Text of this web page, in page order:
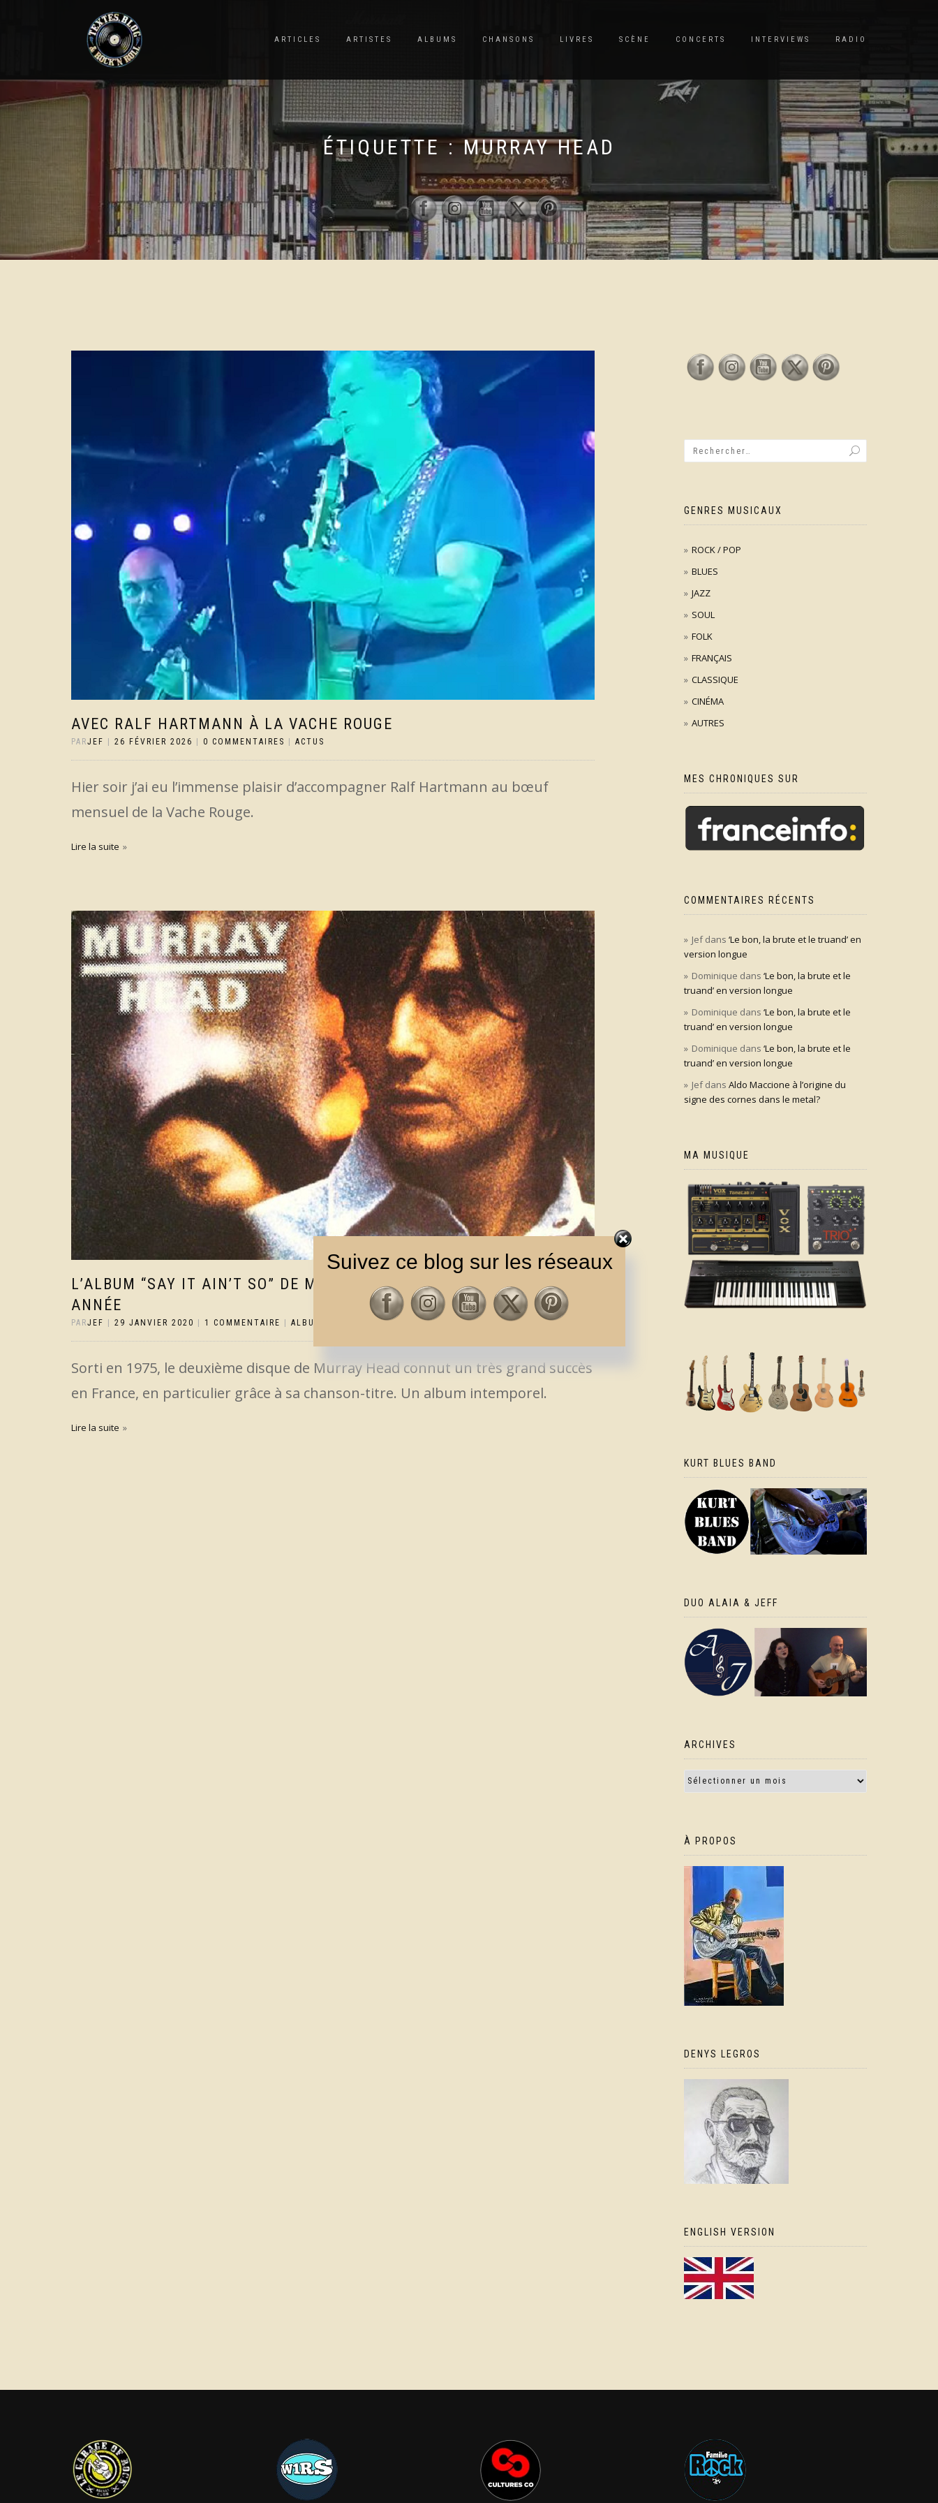
ARTICLES ARTISTES ALBUMS CHANSONS LIVRES SCÈNE CONCERTS INTERVIEWS RADIO
ÉTIQUETTE :MURRAY HEAD
AVEC RALF HARTMANN À LA VACHE ROUGE
PARJEF 26 FÉVRIER 2026 0 COMMENTAIRES ACTUS
Hier soir j’ai eu l’immense plaisir d’accompagner Ralf Hartmann au bœuf
mensuel de la Vache Rouge.
Lire la suite
L’ALBUM “SAY IT AIN’T SO” DE MURRAY HEAD A 45 ANS CETTE
ANNÉE
PARJEF 29 JANVIER 2020 1 COMMENTAIRE ALBUMS ROCK / POP
Sorti en 1975, le deuxième disque de Murray Head connut un très grand succès
en France, en particulier grâce à sa chanson-titre. Un album intemporel.
Lire la suite
GENRES MUSICAUX
ROCK / POP
BLUES
JAZZ
SOUL
FOLK
FRANÇAIS
CLASSIQUE
CINÉMA
AUTRES
MES CHRONIQUES SUR
COMMENTAIRES RÉCENTS
Jefdans ‘Le bon, la brute et le truand’ en
version longue
Dominique dans ‘Le bon, la brute et le
truand’ en version longue
Dominique dans ‘Le bon, la brute et le
truand’ en version longue
Dominique dans ‘Le bon, la brute et le
truand’ en version longue
Jefdans Aldo Maccione à l’origine du
signe des cornes dans le metal?
MA MUSIQUE
KURT BLUES BAND
DUO ALAIA & JEFF
ARCHIVES
À PROPOS
DENYS LEGROS
ENGLISH VERSION
Suivez ce blog sur les réseaux